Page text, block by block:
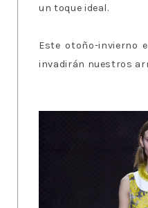
un toque ideal.
Este otoño-invierno
invadirán nuestros